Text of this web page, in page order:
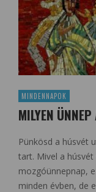
MINDENNAPOK
MILYEN
Pünkösd a húsvét
tart. Mivel a
mozgóünnepnap,
minden évben, de